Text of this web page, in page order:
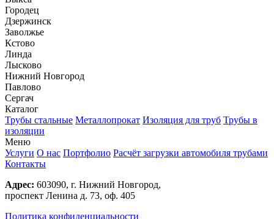
Городец
Дзержинск
Заволжье
Кстово
Линда
Лысково
Нижний Новгород
Павлово
Сергач
Каталог
Трубы стальные Металлопрокат Изоляция для труб Трубы в
изоляции
Меню
Услуги О нас Портфолио Расчёт загрузки автомобиля трубами
Контакты
Адрес: 603090, г. Нижний Новгород,
проспект Ленина д. 73, оф. 405
Политика конфиденциальности